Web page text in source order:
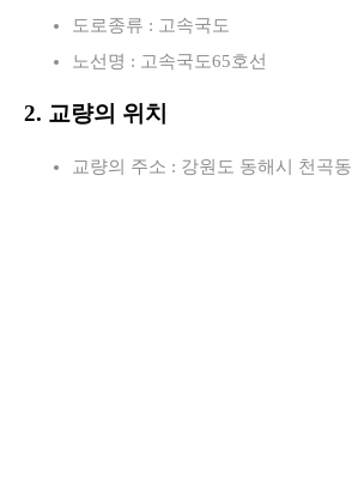
도로종류 : 고속국도
노선명 : 고속국도65호선
2. 교량의 위치
교량의 주소 : 강원도 동해시 천곡동